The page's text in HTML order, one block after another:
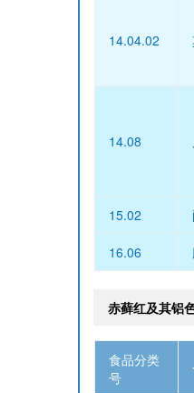
14.04.02
14.08
15.02
16.06
赤藓红及其铝
食品分类
号